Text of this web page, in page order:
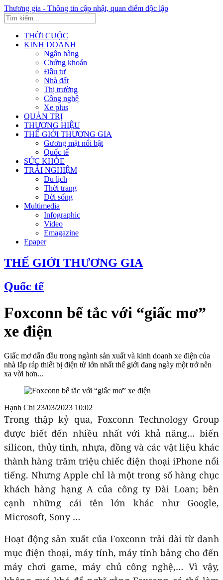
Thương gia - Thông tin cập nhật, quan điểm độc lập
THỜI CUỘC
KINH DOANH
Ngân hàng
Chứng khoán
Đầu tư
Nhà đất
Thị trường
Công nghệ
Xe plus
QUẢN TRỊ
THƯƠNG HIỆU
THẾ GIỚI THƯƠNG GIA
Gương mặt nổi bật
Quốc tế
SỨC KHỎE
TRẢI NGHIỆM
Du lịch
Thời trang
Đời sống
Multimedia
Infographic
Video
Emagazine
Epaper
THẾ GIỚI THƯƠNG GIA
Quốc tế
Foxconn bế tắc với “giấc mơ”
xe điện
Giấc mơ dẫn đầu trong ngành sản xuất và kinh doanh xe điện của
nhà lắp ráp thiết bị điện tử lớn nhất thế giới đang ngày một trở nên
xa vời hơn...
Hạnh Chi 23/03/2023 10:02
Trong thập kỷ qua, Foxconn Technology Group
được biết đến nhiều nhất với khả năng… biến
silicon, thủy tinh, nhựa, đồng và các vật liệu khác
thành hàng trăm triệu chiếc điện thoại iPhone nổi
tiếng. Nhưng Apple chỉ là một trong số hàng chục
khách hàng hạng A của công ty Đài Loan; bên
cạnh những cái tên lớn khác như Google,
Microsoft, Sony …
Hoạt động sản xuất của Foxconn trải dài từ danh
mục điện thoại, máy tính, máy tính bảng cho đến
máy chơi game, máy chủ công nghệ,… Vì vậy,